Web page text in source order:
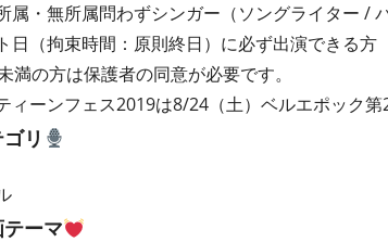
属・無所属問わずシンガー（ソングライター /
日（拘束時間：原則終日）に必ず出演できる方
満の方は保護者の同意が必要です。
ィーンフェス2019は8/24（土）ベルエポック第
リ
ーマ